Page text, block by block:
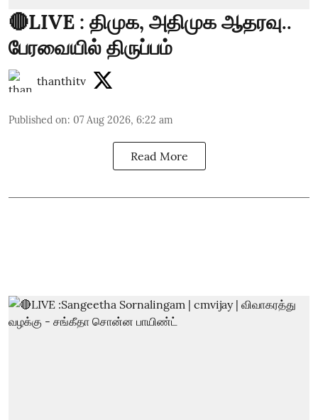
🔴LIVE : திமுக, அதிமுக ஆதரவு..
பேரவையில் திருப்பம்
thanthitv
Published on: 07 Aug 2026, 6:22 am
Read More